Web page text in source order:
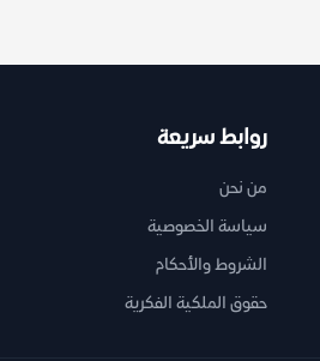
روابط سريعة
من نحن
سياسة الخصوصية
الشروط والأحكام
حقوق الملكية الفكرية